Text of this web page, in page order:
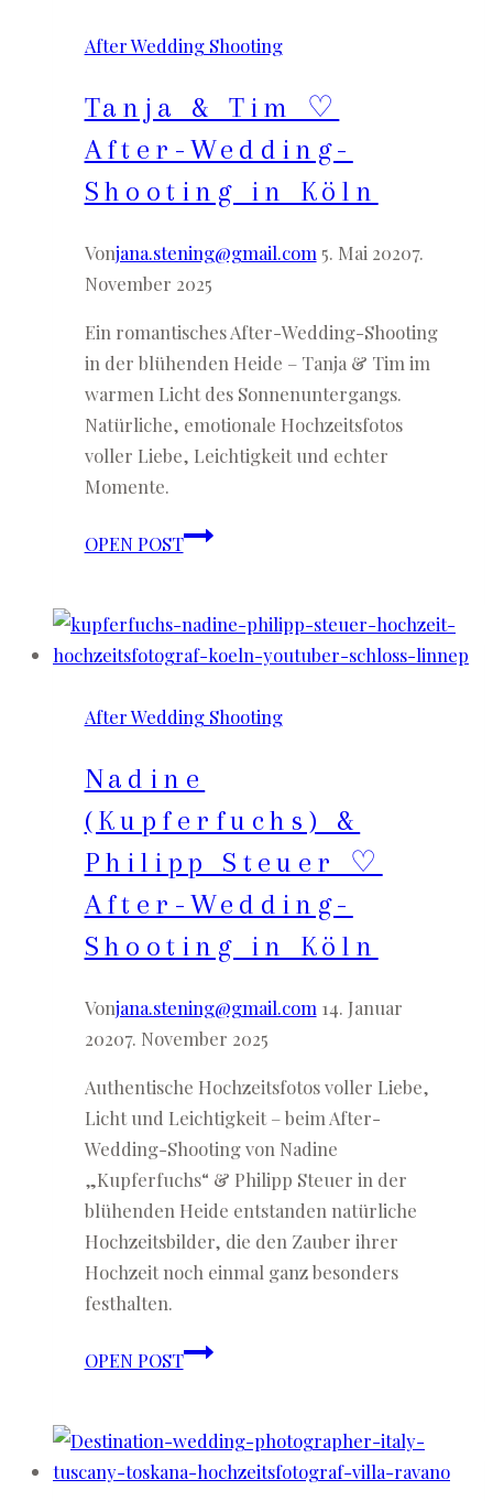
freier
im
Gare
du
Neuss
After Wedding Shooting
Tanja & Tim ♡
After-Wedding-
Shooting in Köln
Vonjana.stening@gmail.com 5. Mai 20207.
November 2025
Ein romantisches After-Wedding-Shooting
in der blühenden Heide – Tanja & Tim im
warmen Licht des Sonnenuntergangs.
Natürliche, emotionale Hochzeitsfotos
voller Liebe, Leichtigkeit und echter
Momente.
OPEN POSTTanja
♡
After-
Shooting
Köln
After Wedding Shooting
Nadine
(Kupferfuchs) &
Philipp Steuer ♡
After-Wedding-
Shooting in Köln
Vonjana.stening@gmail.com 14. Januar
20207. November 2025
Authentische Hochzeitsfotos voller Liebe,
Licht und Leichtigkeit – beim After-
Wedding-Shooting von Nadine
„Kupferfuchs“ & Philipp Steuer in der
blühenden Heide entstanden natürliche
Hochzeitsbilder, die den Zauber ihrer
Hochzeit noch einmal ganz besonders
festhalten.
OPEN POSTNadine
Philipp
Steuer